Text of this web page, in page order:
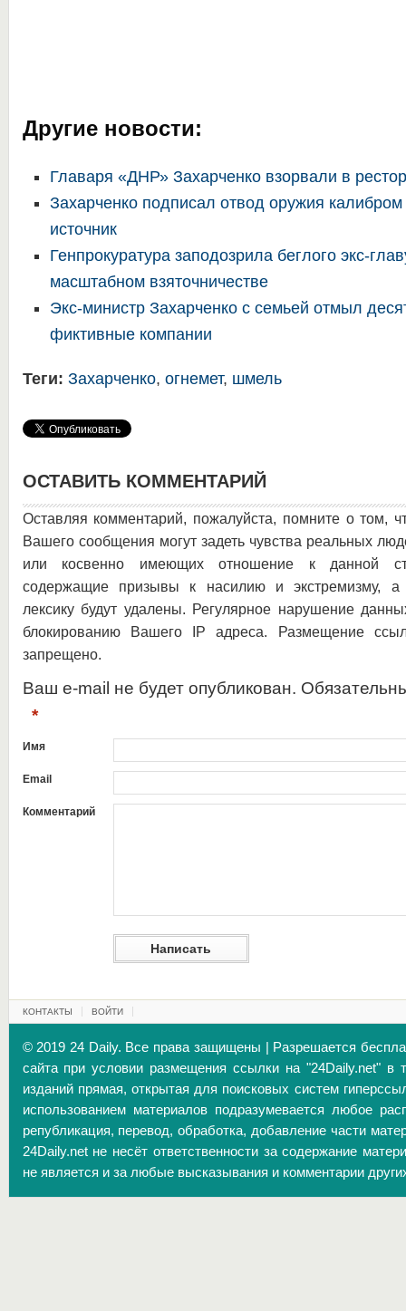
Другие новости:
Главаря «ДНР» Захарченко взорвали в
Захарченко подписал отвод оружия
источник
Генпрокуратура заподозрила беглого экс-
масштабном взяточничестве
Экс-министр Захарченко с семьей отмыл
фиктивные компании
Теги: Захарченко, огнемет, шмель
ОСТАВИТЬ КОММЕНТАРИЙ
Оставляя комментарий, пожалуйста, помните о том,
Вашего сообщения могут задеть чувства реальных
или косвенно имеющих отношение к данной
содержащие призывы к насилию и экстремизму, а
лексику будут удалены. Регулярное нарушение
блокированию Вашего IP адреса. Размещение
запрещено.
Ваш e-mail не будет опубликован.
*
Имя
Email
Комментарий
КОНТАКТЫ ВОЙТИ
© 2019 24 Daily. Все права защищены | Разрешается
сайта при условии размещения ссылки на "24Daily.net" в
изданий прямая, открытая для поисковых систем
использованием материалов подразумевается любое
републикация, перевод, обработка, добавление части
24Daily.net не несёт ответственности за содержание
не является и за любые высказывания и комментарии